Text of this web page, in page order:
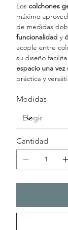
Loscolchones
máximo
de medidas
funcionalidad y
acople entre
su diseño
espacio una vez
práctica y
Medidas
Cantidad